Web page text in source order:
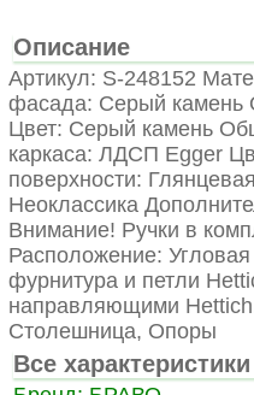
Описание
Артикул: S-248152
фасада: Серый камень
Цвет: Серый камень
каркаса: ЛДСП Egger
поверхности:
Неоклассика
Внимание! Ручки в
Расположение:
фурнитура и петли
направляющими
Столешница, Опоры
Все характеристики